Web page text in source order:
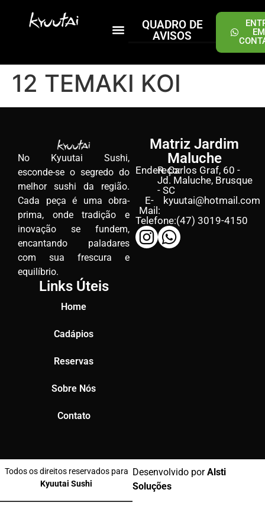
QUADRO DE
AVISOS
EM
12 TEMAKI KOI
No Kyuutai Sushi,
esconde-se o segredo do
melhor sushi da região.
Cada peça é uma obra-
prima, onde tradição e
inovação se fundem,
encantando paladares
com sua frescura e
equilíbrio.
Links Úteis
Home
Cadápios
Reservas
Sobre Nós
Contato
Matriz Jardim
Maluche
Endereço:
R. Carlos Graf, 60 -
Jd. Maluche, Brusque
- SC
E-
Mail:
kyuutai@hotmail.com
Telefone:(47) 3019-4150
Todos os direitos reservados para
Kyuutai Sushi
Desenvolvido porAlsti
Soluções